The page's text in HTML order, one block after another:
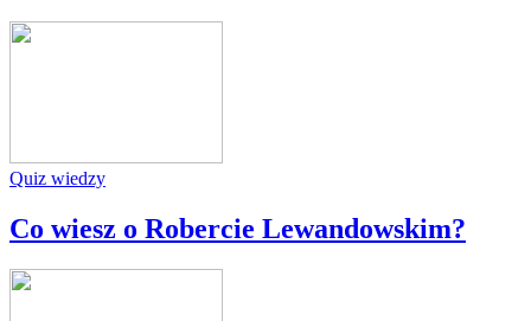
Quiz wiedzy
Co wiesz o Robercie Lewandowskim?